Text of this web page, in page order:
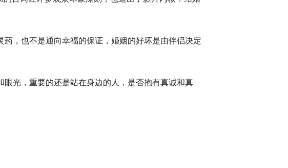
，也不是通向幸福的保证，婚姻的好坏是由伴侣决定
光，重要的还是站在身边的人，是否抱有真诚和真